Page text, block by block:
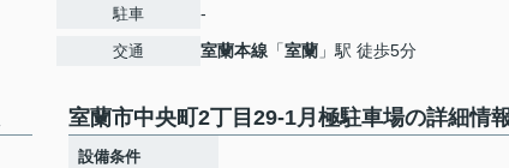
駐車 -
交通 室蘭本線 「室蘭 」駅 徒歩5分
室蘭市中央町2丁目29-1月極駐車場の詳細情
設備条件